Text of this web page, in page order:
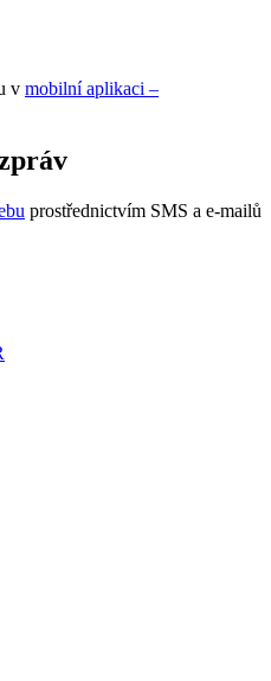
v mobilní aplikaci –
prostřednictvím SMS a e-mailů